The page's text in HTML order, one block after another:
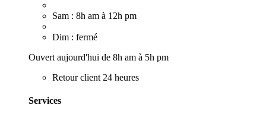
Sam : 8h am à 12h pm
Dim : fermé
Ouvert aujourd'hui de 8h am à 5h pm
Retour client 24 heures
Services